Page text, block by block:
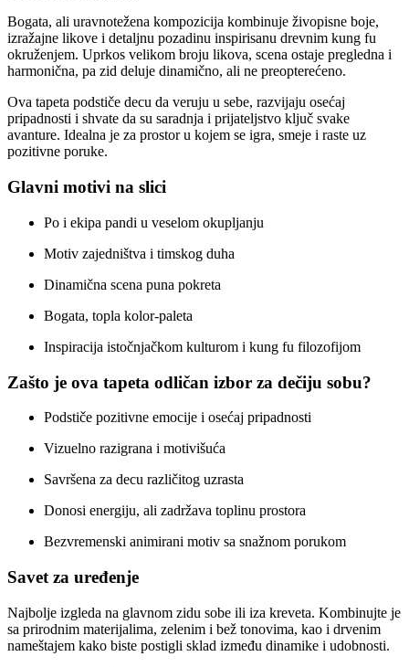
Bogata, ali uravnotežena kompozicija kombinuje živopisne boje,
izražajne likove i detaljnu pozadinu inspirisanu drevnim kung fu
okruženjem. Uprkos velikom broju likova, scena ostaje pregledna i
harmonična, pa zid deluje dinamično, ali ne preopterećeno.
Ova tapeta podstiče decu da veruju u sebe, razvijaju osećaj
pripadnosti i shvate da su saradnja i prijateljstvo ključ svake
avanture. Idealna je za prostor u kojem se igra, smeje i raste uz
pozitivne poruke.
Glavni motivi na slici
Po i ekipa pandi u veselom okupljanju
Motiv zajedništva i timskog duha
Dinamična scena puna pokreta
Bogata, topla kolor-paleta
Inspiracija istočnjačkom kulturom i kung fu filozofijom
Zašto je ova tapeta odličan izbor za dečiju sobu?
Podstiče pozitivne emocije i osećaj pripadnosti
Vizuelno razigrana i motivišuća
Savršena za decu različitog uzrasta
Donosi energiju, ali zadržava toplinu prostora
Bezvremenski animirani motiv sa snažnom porukom
Savet za uređenje
Najbolje izgleda na glavnom zidu sobe ili iza kreveta. Kombinujte je
sa prirodnim materijalima, zelenim i bež tonovima, kao i drvenim
nameštajem kako biste postigli sklad između dinamike i udobnosti.